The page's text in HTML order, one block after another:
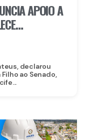
APOIO A
declarou
ao Senado,